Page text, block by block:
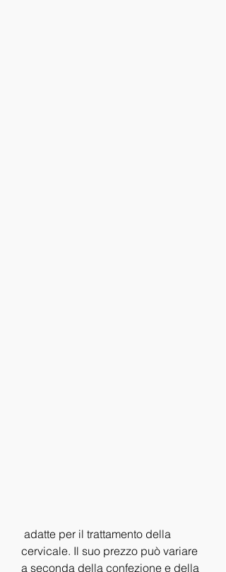
cervicale. Il suo prezzo può variare
a seconda della confezione e della